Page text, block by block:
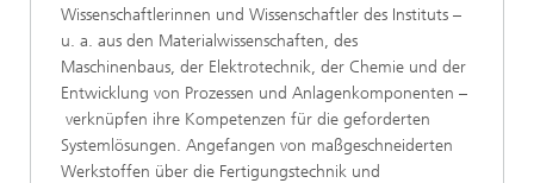
Wissenschaftlerinnen und Wissenschaftler des Instituts –
u. a. aus den Materialwissenschaften, des
Maschinenbaus, der Elektrotechnik, der Chemie und der
Entwicklung von Prozessen und Anlagenkomponenten –
verknüpfen ihre Kompetenzen für die geforderten
Systemlösungen. Angefangen von maßgeschneiderten
Werkstoffen über die Fertigungstechnik und